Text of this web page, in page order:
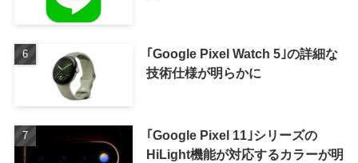
｢Google Pixel Watch 5｣の詳細な
技術仕様が明らかに
｢Google Pixel 11｣シリーズの
HiLight機能が対応するカラーが明